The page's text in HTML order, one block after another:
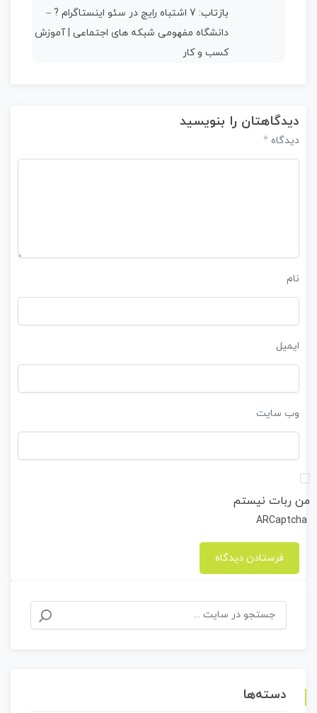
بازتاب:
7 اشتباه رایج در سئو اینستاگرام ? –
دانشگاه مفهومی شبکه های اجتماعی | آموزش
کسب و کار
دیدگاهتان را بنویسید
دیدگاه *
نام
ایمیل
وب‌ سایت
من ربات نیستم
ARCaptcha
جستجو
برای:
دسته‌ها